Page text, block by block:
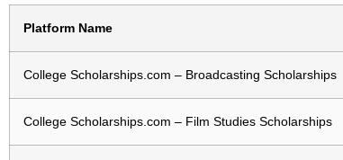
Platform Name
College Scholarships.com – Broadcasting Scholarships
College Scholarships.com – Film Studies Scholarships